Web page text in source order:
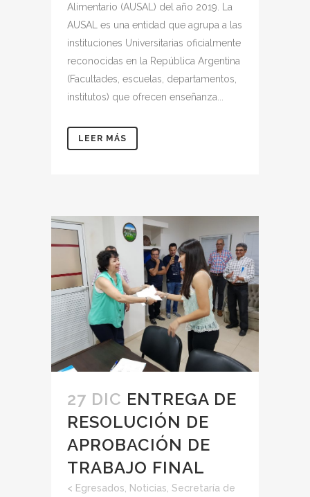
Alimentario (AUSAL) del año 2019. La
AUSAL es una entidad que agrupa a las
instituciones Universitarias oficialmente
reconocidas en la República Argentina
(Facultades, escuelas, departamentos,
institutos) que ofrecen enseñanza...
LEER MÁS
27 DIC ENTREGA DE
RESOLUCIÓN DE
APROBACIÓN DE
TRABAJO FINAL
< Egresados, Noticias, Secretaría de